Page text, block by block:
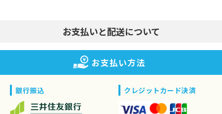
お支払いと配送について
お支払い方法
銀行振込 クレジットカード決済